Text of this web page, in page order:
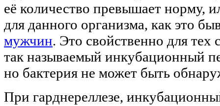
её количество превышает норму,
для данного организма, как это
мужчин. Это свойственно для тех
так называемый инкубационный
но бактерия не может быть
При гарднереллезе,